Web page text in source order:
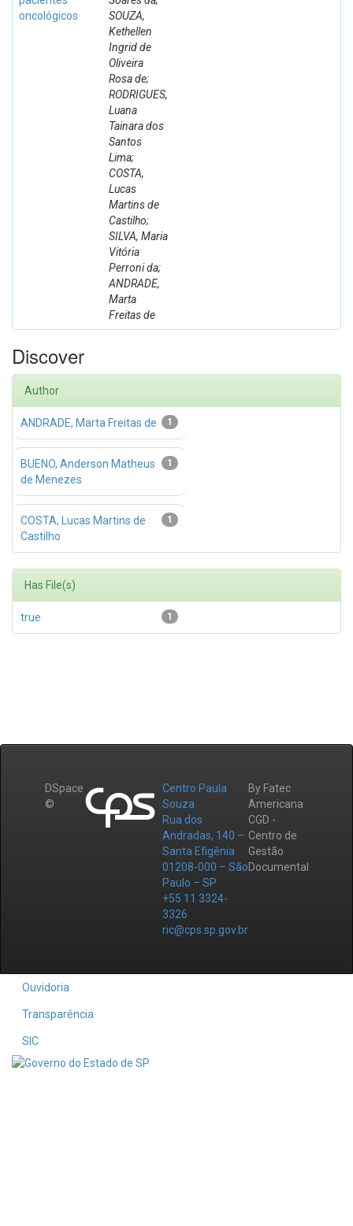
oncológicos
SOUZA,
Kethellen
Ingrid de
Oliveira
Rosa de;
RODRIGUES,
Luana
Tainara dos
Santos
Lima;
COSTA,
Lucas
Martins de
Castilho;
SILVA, Maria
Vitória
Perroni da;
ANDRADE,
Marta
Freitas de
Discover
Author
1
ANDRADE, Marta Freitas de
1
BUENO, Anderson Matheus
de Menezes
1
COSTA, Lucas Martins de
Castilho
Has File(s)
1
true
DSpace
©
Centro Paula
Souza
Rua dos
Andradas, 140 –
Santa Efigênia
01208-000 – São
Paulo – SP
+55 11 3324-
3326
ric@cps.sp.gov.br
By Fatec
Americana
CGD -
Centro de
Gestão
Documental
Ouvidoria
Transparência
SIC